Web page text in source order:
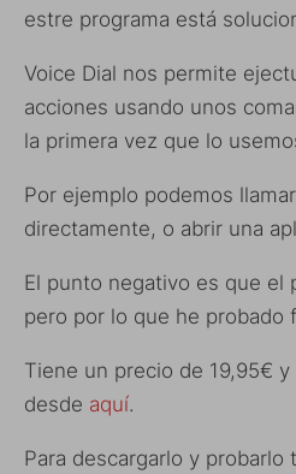
estre programa está
Voice Dial nos permite
acciones usando unos
la primera vez que lo
Por ejemplo podemos
directamente, o abrir una
El punto negativo es que el
pero por lo que he probado
Tiene un precio de 19,95€
desde aquí.
Para descargarlo y probarlo